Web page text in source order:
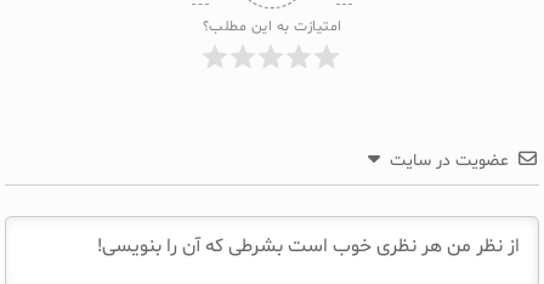
امتیازت به این مطلب؟
عضویت در سایت